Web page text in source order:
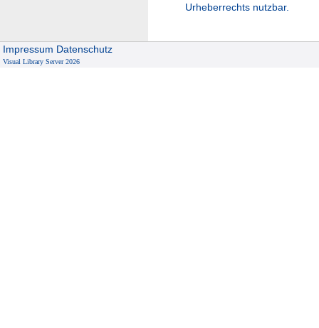
Urheberrechts nutzbar.
Impressum Datenschutz
Visual Library Server 2026